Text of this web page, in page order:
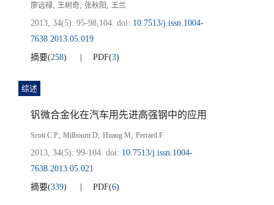
廖远禄, 王树奇, 张秋阳 , 王兰
2013, 34(5): 95-98,104. doi: 10.7513/j.issn.1004-
7638.2013.05.019
摘要(258) PDF(3)
综述
钒微合金化在汽车用先进高强钢中的应用
Scott C P, Milbourn D, Huang M, Perrard F
2013, 34(5): 99-104. doi: 10.7513/j.issn.1004-
7638.2013.05.021
摘要(339) PDF(6)